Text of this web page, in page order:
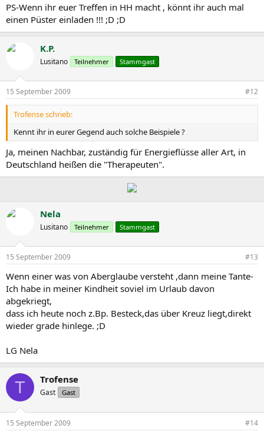
PS-Wenn ihr euer Treffen in HH macht , könnt ihr auch mal
einen Püster einladen !!! ;D ;D
K.P.
Lusitano Teilnehmer Stammgast
15 September 2009 #12
Trofense schrieb:
Kennt ihr in eurer Gegend auch solche Beispiele ?
Ja, meinen Nachbar, zuständig für Energieflüsse aller Art, in
Deutschland heißen die "Therapeuten".
Nela
Lusitano Teilnehmer Stammgast
15 September 2009 #13
Wenn einer was von Aberglaube versteht ,dann meine Tante-
Ich habe in meiner Kindheit soviel im Urlaub davon
abgekriegt,
dass ich heute noch z.Bp. Besteck,das über Kreuz liegt,direkt
wieder grade hinlege. ;D
LG Nela
T Trofense
Gast Gast
15 September 2009 #14